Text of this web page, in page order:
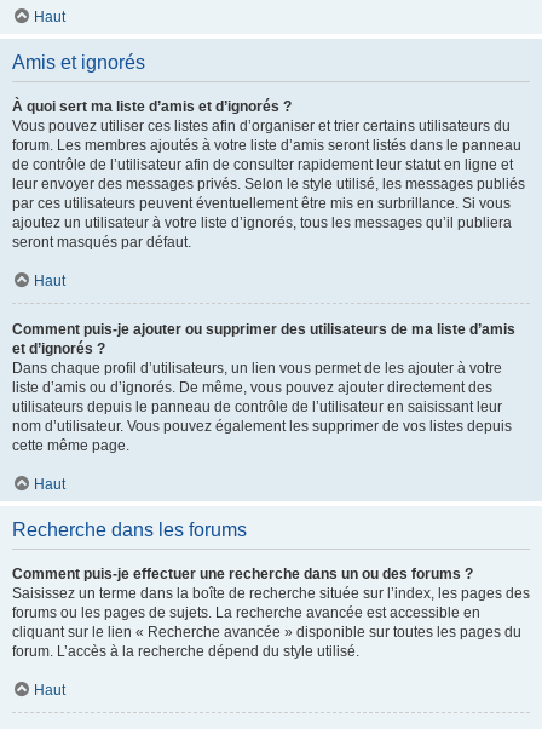
Haut
Amis et ignorés
À quoi sert ma liste d’amis et d’ignorés ?
Vous pouvez utiliser ces listes afin d’organiser et trier certains utilisateurs du
forum. Les membres ajoutés à votre liste d’amis seront listés dans le panneau
de contrôle de l’utilisateur afin de consulter rapidement leur statut en ligne et
leur envoyer des messages privés. Selon le style utilisé, les messages publiés
par ces utilisateurs peuvent éventuellement être mis en surbrillance. Si vous
ajoutez un utilisateur à votre liste d’ignorés, tous les messages qu’il publiera
seront masqués par défaut.
Haut
Comment puis-je ajouter ou supprimer des utilisateurs de ma liste d’amis
et d’ignorés ?
Dans chaque profil d’utilisateurs, un lien vous permet de les ajouter à votre
liste d’amis ou d’ignorés. De même, vous pouvez ajouter directement des
utilisateurs depuis le panneau de contrôle de l’utilisateur en saisissant leur
nom d’utilisateur. Vous pouvez également les supprimer de vos listes depuis
cette même page.
Haut
Recherche dans les forums
Comment puis-je effectuer une recherche dans un ou des forums ?
Saisissez un terme dans la boîte de recherche située sur l’index, les pages des
forums ou les pages de sujets. La recherche avancée est accessible en
cliquant sur le lien « Recherche avancée » disponible sur toutes les pages du
forum. L’accès à la recherche dépend du style utilisé.
Haut